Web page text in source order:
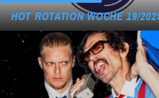
HOT ROTATION WOCHE 19/